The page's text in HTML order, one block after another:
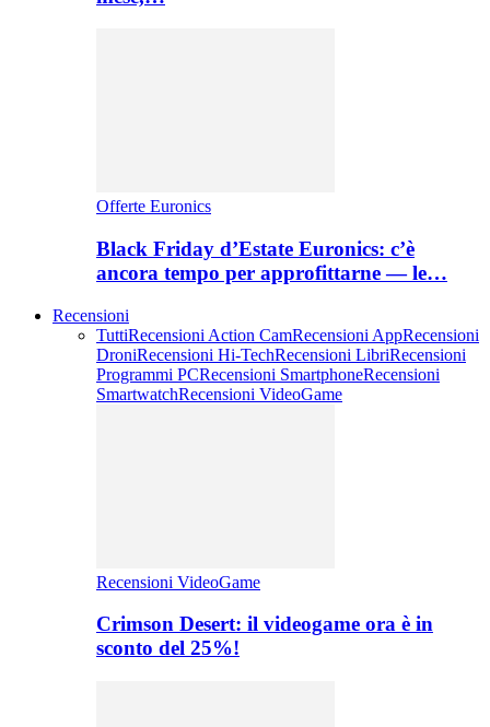
Offerte Euronics
Black Friday d’Estate Euronics: c’è
ancora tempo per approfittarne — le…
Recensioni
TuttiRecensioni Action CamRecensioni AppRecensioni
DroniRecensioni Hi-TechRecensioni LibriRecensioni
Programmi PCRecensioni SmartphoneRecensioni
SmartwatchRecensioni VideoGame
Recensioni VideoGame
Crimson Desert: il videogame ora è in
sconto del 25%!